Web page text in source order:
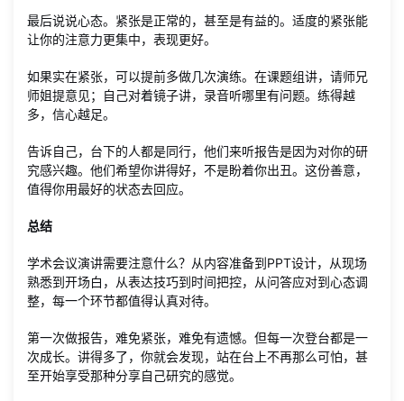
最后说说心态。紧张是正常的，甚至是有益的。适度的紧张能
让你的注意力更集中，表现更好。
如果实在紧张，可以提前多做几次演练。在课题组讲，请师兄
师姐提意见；自己对着镜子讲，录音听哪里有问题。练得越
多，信心越足。
告诉自己，台下的人都是同行，他们来听报告是因为对你的研
究感兴趣。他们希望你讲得好，不是盼着你出丑。这份善意，
值得你用最好的状态去回应。
总结
学术会议演讲需要注意什么？从内容准备到PPT设计，从现场
熟悉到开场白，从表达技巧到时间把控，从问答应对到心态调
整，每一个环节都值得认真对待。
第一次做报告，难免紧张，难免有遗憾。但每一次登台都是一
次成长。讲得多了，你就会发现，站在台上不再那么可怕，甚
至开始享受那种分享自己研究的感觉。